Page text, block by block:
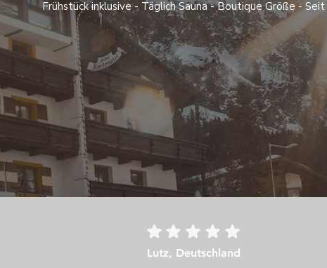
Frühstück inklusive - Täglich Sauna - Boutique Größe -
Lutz, Deutschland